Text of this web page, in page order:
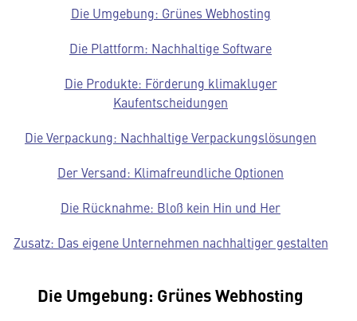
Die Umgebung: Grünes Webhosting
Die Plattform: Nachhaltige Software
Die Produkte: Förderung klimakluger
Kaufentscheidungen
Die Verpackung: Nachhaltige Verpackungslösungen
Der Versand: Klimafreundliche Optionen
Die Rücknahme: Bloß kein Hin und Her
Zusatz: Das eigene Unternehmen nachhaltiger gestalten
Die Umgebung: Grünes Webhosting